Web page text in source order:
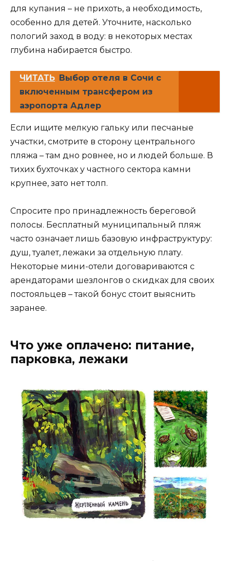
для купания – не прихоть, а необходимость,
особенно для детей. Уточните, насколько
пологий заход в воду: в некоторых местах
глубина набирается быстро.
ЧИТАТЬ Выбор отеля в Сочи с
включенным трансфером из
аэропорта Адлер
Если ищите мелкую гальку или песчаные
участки, смотрите в сторону центрального
пляжа – там дно ровнее, но и людей больше. В
тихих бухточках у частного сектора камни
крупнее, зато нет толп.
Спросите про принадлежность береговой
полосы. Бесплатный муниципальный пляж
часто означает лишь базовую инфраструктуру:
душ, туалет, лежаки за отдельную плату.
Некоторые мини-отели договариваются с
арендаторами шезлонгов о скидках для своих
постояльцев – такой бонус стоит выяснить
заранее.
Что уже оплачено: питание,
парковка, лежаки